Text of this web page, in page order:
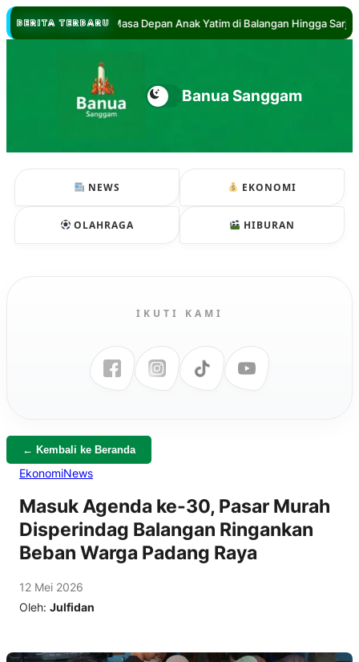
BERITA TERBARU
Jamin Masa Depan Anak Yatim di Balangan Hingga Sarjana //
Banua Sanggam
NEWS EKONOMI
OLAHRAGA HIBURAN
IKUTI KAMI
← Kembali ke Beranda
EkonomiNews
Masuk Agenda ke-30, Pasar Murah
Disperindag Balangan Ringankan
Beban Warga Padang Raya
12 Mei 2026
Oleh: Julfidan